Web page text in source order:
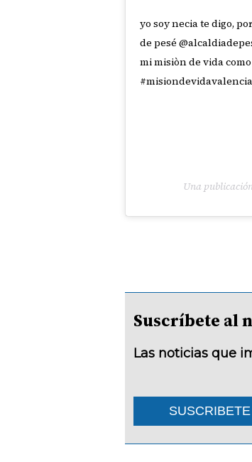
yo soy necia te digo,
de pesé
mi misiòn de vida
#misiondevidavalencia
Una
Suscríbete al
Las noticias que
SUSCRIBETE